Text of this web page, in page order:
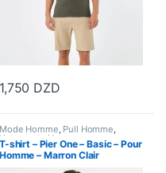
options peuvent être
1,750 DZD
Ce produit a plusieurs
Mode Homme, Pull Homme,
Vetements Homme
T-shirt – Pier One – Basic – Pour
Homme – Marron Clair